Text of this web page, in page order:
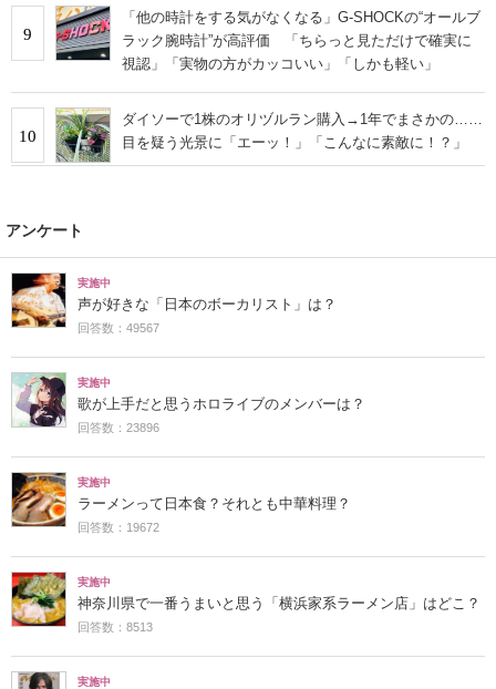
9
「他の時計をする気がなくなる」G-SHOCKの“オールブ
ラック腕時計”が高評価 「ちらっと見ただけで確実に
視認」「実物の方がカッコいい」「しかも軽い」
10
ダイソーで1株のオリヅルラン購入→1年でまさかの……
目を疑う光景に「エーッ！」「こんなに素敵に！？」
アンケート
実施中
声が好きな「日本のボーカリスト」は？
回答数：49567
実施中
歌が上手だと思うホロライブのメンバーは？
回答数：23896
実施中
ラーメンって日本食？それとも中華料理？
回答数：19672
実施中
神奈川県で一番うまいと思う「横浜家系ラーメン店」はどこ？
回答数：8513
実施中